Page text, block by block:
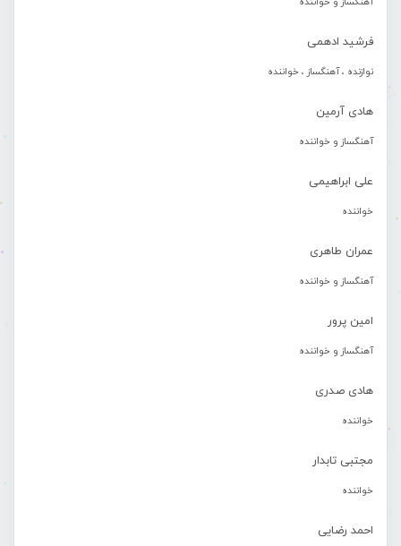
فرشید ادهمی
نوازنده ، آهنگساز ، خواننده
هادی آرمین
آهنگساز و خواننده
علی ابراهیمی
خواننده
عمران طاهری
آهنگساز و خواننده
امین پرور
آهنگساز و خواننده
هادی صدری
خواننده
مجتبی تابدار
خواننده
احمد رضایی